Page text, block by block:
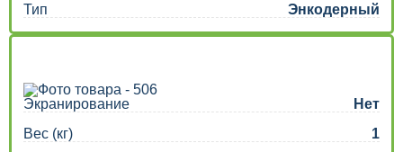
Тип Энкодерный
Экранирование
Нет
Вес (кг)
1